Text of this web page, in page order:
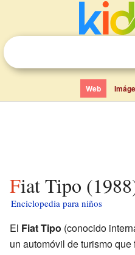
Web
Fiat Tipo
Enciclopedia para niños
El Fiat Tipo (conocido
un automóvil de turismo